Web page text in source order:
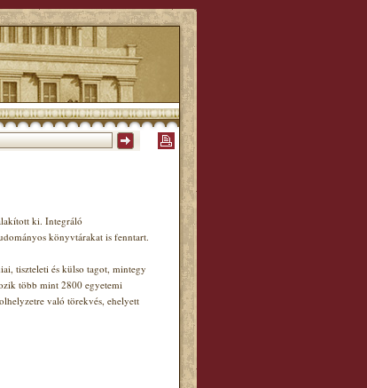
ki. Integráló
könyvtárakat is fenntart.
tiszteleti és külso tagot, mintegy
több mint 2800 egyetemi
való törekvés, ehelyett